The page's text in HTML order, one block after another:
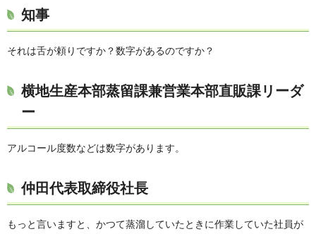
知事
それは舌が頼りですか？数字があるのですか？
横地生産本部蒸留課兼営業本部直販課リーダ
ー
アルコール度数などは数字があります。
仲田代表取締役社長
もっと言いますと、かつて蒸溜していたときに作業していた社員が